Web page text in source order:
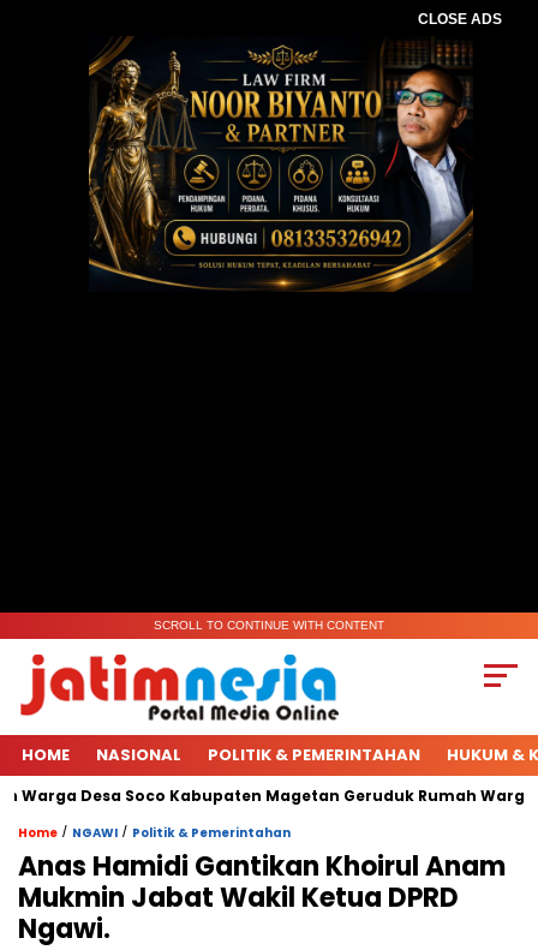
CLOSE ADS
SCROLL TO CONTINUE WITH CONTENT
HOME NASIONAL POLITIK & PEMERINTAHAN HUKUM &
Desa Soco Kabupaten Magetan Geruduk Rumah Warga.
Home / NGAWI / Politik & Pemerintahan
Anas Hamidi Gantikan Khoirul Anam
Mukmin Jabat Wakil Ketua DPRD
Ngawi.